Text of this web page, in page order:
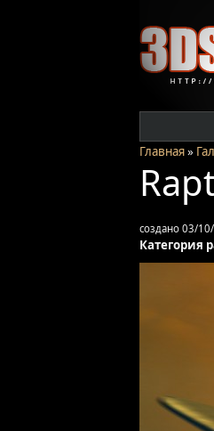
Главная»
создано 03/
Категория